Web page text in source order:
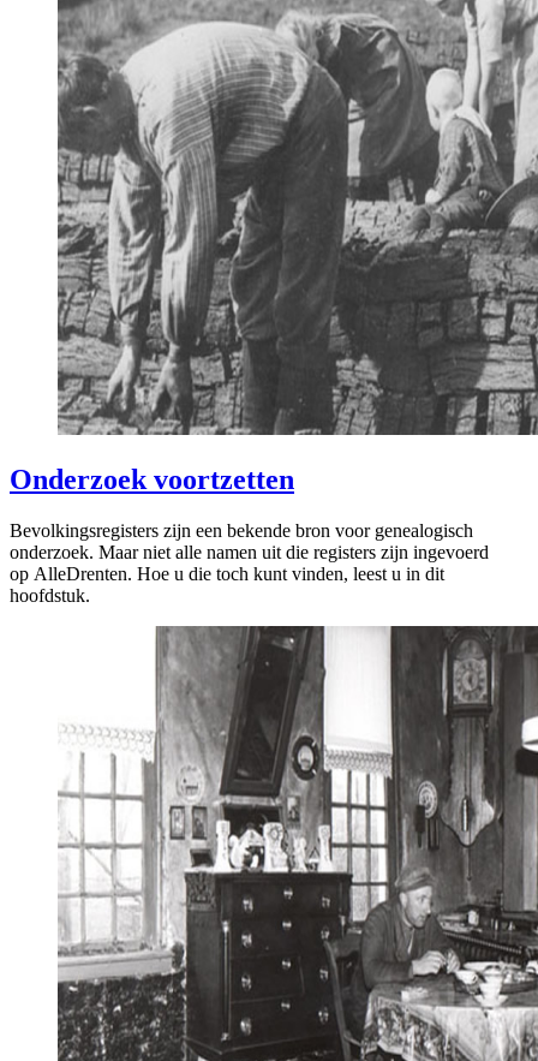
Onderzoek voortzetten
Bevolkingsregisters zijn een bekende bron voor genealogisch
onderzoek. Maar niet alle namen uit die registers zijn ingevoerd
op AlleDrenten. Hoe u die toch kunt vinden, leest u in dit
hoofdstuk.